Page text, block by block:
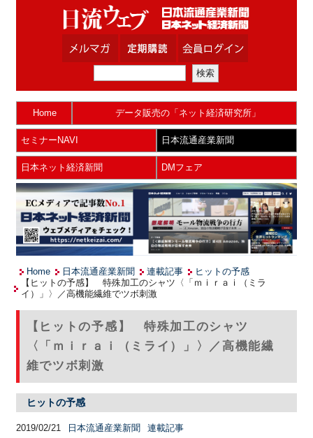
Home データ販売の「ネット経済研究所」
セミナーNAVI 日本流通産業新聞
日本ネット経済新聞 DMフェア
Home 日本流通産業新聞 連載記事
ヒットの予感
【ヒットの予感】 特殊加工のシャツ〈「ｍｉｒａｉ（ミラ
イ）」〉／高機能繊維でツボ刺激
【ヒットの予感】 特殊加工のシャツ
〈「ｍｉｒａｉ（ミライ）」〉／高機能繊
維でツボ刺激
ヒットの予感
2019/02/21 日本流通産業新聞 連載記事